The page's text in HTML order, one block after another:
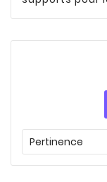
Pertinence